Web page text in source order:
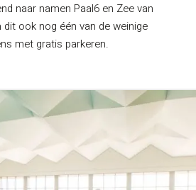
naar namen Paal6 en Zee van
dit ook nog één van de weinige
met gratis parkeren.